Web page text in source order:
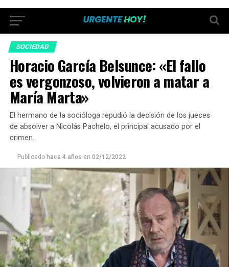
SOCIEDAD
Horacio García Belsunce: «El fallo
es vergonzoso, volvieron a matar a
María Marta»
El hermano de la socióloga repudió la decisión de los jueces
de absolver a Nicolás Pachelo, el principal acusado por el
crimen.
Publicado hace 4 años en 02/12/2022